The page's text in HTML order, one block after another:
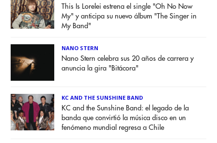
This Is Lorelei estrena el single "Oh No Now
My" y anticipa su nuevo álbum "The Singer in
My Band"
NANO STERN
Nano Stern celebra sus 20 años de carrera y
anuncia la gira "Bitácora"
KC AND THE SUNSHINE BAND
KC and the Sunshine Band: el legado de la
banda que convirtió la música disco en un
fenómeno mundial regresa a Chile